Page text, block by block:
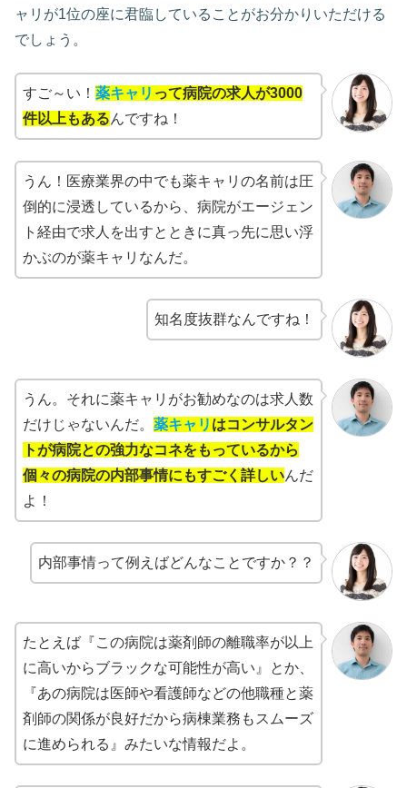
ャリが1位の座に君臨していることがお分かりいただける
でしょう。
すご～い！ 薬キャリ って病院の求人が3000
件以上もあるんですね！
うん！医療業界の中でも薬キャリの名前は圧
倒的に浸透しているから、病院がエージェン
ト経由で求人を出すとときに真っ先に思い浮
かぶのが薬キャリなんだ。
知名度抜群なんですね！
うん。それに薬キャリがお勧めなのは求人数
だけじゃないんだ。 薬キャリ はコンサルタン
トが病院との強力なコネをもっているから
個々の病院の内部事情にもすごく詳しいんだ
よ！
内部事情って例えばどんなことですか？？
たとえば『この病院は薬剤師の離職率が以上
に高いからブラックな可能性が高い』とか、
『あの病院は医師や看護師などの他職種と薬
剤師の関係が良好だから病棟業務もスムーズ
に進められる』みたいな情報だよ。